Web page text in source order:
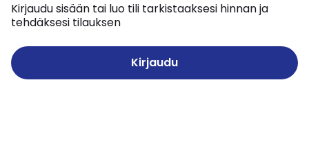
Kirjaudu sisään tai luo tili tarkistaaksesi hinnan ja
tehdäksesi tilauksen
Kirjaudu